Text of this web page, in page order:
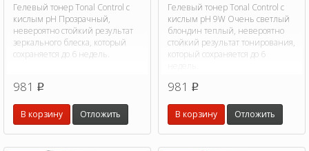
Гелевый тонер Tonal Control с
кислым pH Прозрачный,
невероятно стойкий результат
зеркального блеска, который
сохраняется до 6 недель.
981 p
В корзину Отложить
Гелевый тонер Tonal Control с
кислым pH 9W Очень светлый
блондин теплый, невероятно
стойкий результат тонирования,
который сохраняется до 6
981 p
В корзину Отложить